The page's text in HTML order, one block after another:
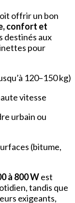
offrir un bon
confort et
destinés aux
pour
120–150 kg)
vitesse
urbain ou
(bitume,
à 800 West
tandis que
exigeants,